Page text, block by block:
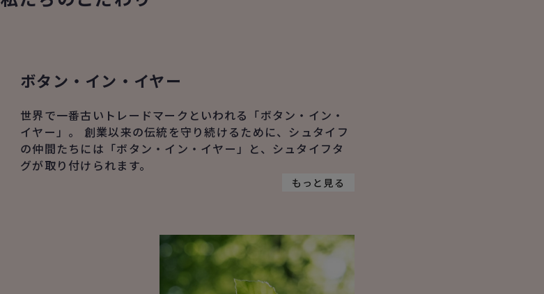
ボタン・イン・イヤー
世界で一番古いトレードマークといわれる「ボタン・イン・
イヤー」。 創業以来の伝統を守り続けるために、シュタイフ
の仲間たちには「ボタン・イン・イヤー」と、シュタイフタ
グが取り付けられます。
もっと見る